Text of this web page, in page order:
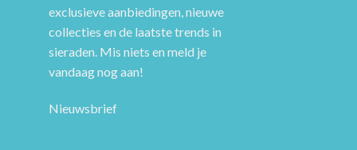
exclusieve aanbiedingen, nieuwe
collecties en de laatste trends in
sieraden. Mis niets en meld je
vandaag nog aan!
Nieuwsbrief